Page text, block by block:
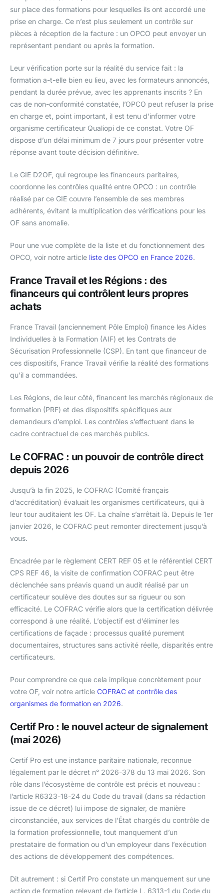
sur place des formations pour lesquelles ils ont accordé une
prise en charge. Ce n’est plus seulement un contrôle sur
pièces à réception de la facture : un OPCO peut envoyer un
représentant pendant ou après la formation.
Leur vérification porte sur la réalité du service fait : la
formation a-t-elle bien eu lieu, avec les formateurs annoncés,
pendant la durée prévue, avec les apprenants inscrits ? En
cas de non-conformité constatée, l’OPCO peut refuser la prise
en charge et, point important, il est tenu d’informer votre
organisme certificateur Qualiopi de ce constat. Votre OF
dispose d’un délai minimum de 7 jours pour présenter votre
réponse avant toute décision définitive.
Le GIE D2OF, qui regroupe les financeurs paritaires,
coordonne les contrôles qualité entre OPCO : un contrôle
réalisé par ce GIE couvre l’ensemble de ses membres
adhérents, évitant la multiplication des vérifications pour les
OF sans anomalie.
Pour une vue complète de la liste et du fonctionnement des
OPCO, voir notre article liste des OPCO en France 2026.
France Travail et les Régions : des
financeurs qui contrôlent leurs propres
achats
France Travail (anciennement Pôle Emploi) finance les Aides
Individuelles à la Formation (AIF) et les Contrats de
Sécurisation Professionnelle (CSP). En tant que financeur de
ces dispositifs, France Travail vérifie la réalité des formations
qu’il a commandées.
Les Régions, de leur côté, financent les marchés régionaux de
formation (PRF) et des dispositifs spécifiques aux
demandeurs d’emploi. Les contrôles s’effectuent dans le
cadre contractuel de ces marchés publics.
Le COFRAC : un pouvoir de contrôle direct
depuis 2026
Jusqu’à la fin 2025, le COFRAC (Comité français
d’accréditation) évaluait les organismes certificateurs, qui à
leur tour auditaient les OF. La chaîne s’arrêtait là. Depuis le 1er
janvier 2026, le COFRAC peut remonter directement jusqu’à
vous.
Encadrée par le règlement CERT REF 05 et le référentiel CERT
CPS REF 46, la visite de confirmation COFRAC peut être
déclenchée sans préavis quand un audit réalisé par un
certificateur soulève des doutes sur sa rigueur ou son
efficacité. Le COFRAC vérifie alors que la certification délivrée
correspond à une réalité. L’objectif est d’éliminer les
certifications de façade : processus qualité purement
documentaires, structures sans activité réelle, disparités entre
certificateurs.
Pour comprendre ce que cela implique concrètement pour
votre OF, voir notre article COFRAC et contrôle des
organismes de formation en 2026.
Certif Pro : le nouvel acteur de signalement
(mai 2026)
Certif Pro est une instance paritaire nationale, reconnue
légalement par le décret n° 2026-378 du 13 mai 2026. Son
rôle dans l’écosystème de contrôle est précis et nouveau :
l’article R6323-18-24 du Code du travail (dans sa rédaction
issue de ce décret) lui impose de signaler, de manière
circonstanciée, aux services de l’État chargés du contrôle de
la formation professionnelle, tout manquement d’un
prestataire de formation ou d’un employeur dans l’exécution
des actions de développement des compétences.
Dit autrement : si Certif Pro constate un manquement sur une
action de formation relevant de l’article L. 6313-1 du Code du